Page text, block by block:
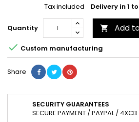
Tax included Delivery in 1
Quantity  Add
 Custom manufacturing
Share
SECURITY GUARANTEES
SECURE PAYMENT / PAYPAL / 4XCB